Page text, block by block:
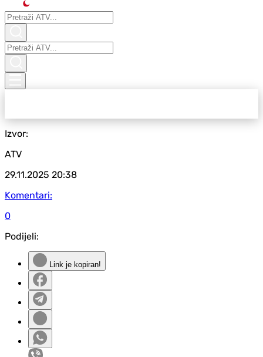
Izvor:
ATV
29.11.2025 20:38
Komentari:
0
Podijeli:
Link je kopiran!